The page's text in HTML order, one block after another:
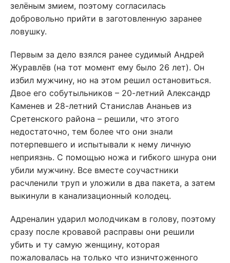
зелёным змием, поэтому согласилась
добровольно прийти в заготовленную заранее
ловушку.
Первым за дело взялся ранее судимый Андрей
Журавлёв (на тот момент ему было 26 лет). Он
избил мужчину, но на этом решил остановиться.
Двое его собутыльников – 20-летний Александр
Каменев и 28-летний Станислав Ананьев из
Сретенского района – решили, что этого
недостаточно, тем более что они знали
потерпевшего и испытывали к нему личную
неприязнь. С помощью ножа и гибкого шнура они
убили мужчину. Все вместе соучастники
расчленили труп и уложили в два пакета, а затем
выкинули в канализационный колодец.
Адреналин ударил молодчикам в голову, поэтому
сразу после кровавой расправы они решили
убить и ту самую женщину, которая
пожаловалась на только что изничтоженного